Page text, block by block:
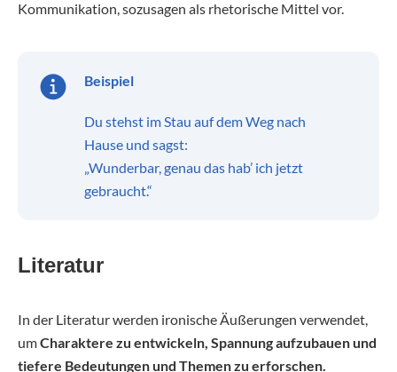
Kommunikation, sozusagen als rhetorische Mittel vor.
Beispiel
Du stehst im Stau auf dem Weg nach
Hause und sagst:
„Wunderbar, genau das hab’ ich jetzt
gebraucht.“
Literatur
In der Literatur werden ironische Äußerungen verwendet,
umCharaktere zu entwickeln, Spannung aufzubauen und
tiefere Bedeutungen und Themen zu erforschen.